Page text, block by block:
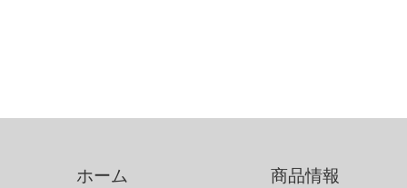
ホーム 商品情報